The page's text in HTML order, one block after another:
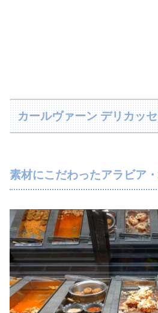
カールヴァーン デリカッ
素材にこだわったアラビア